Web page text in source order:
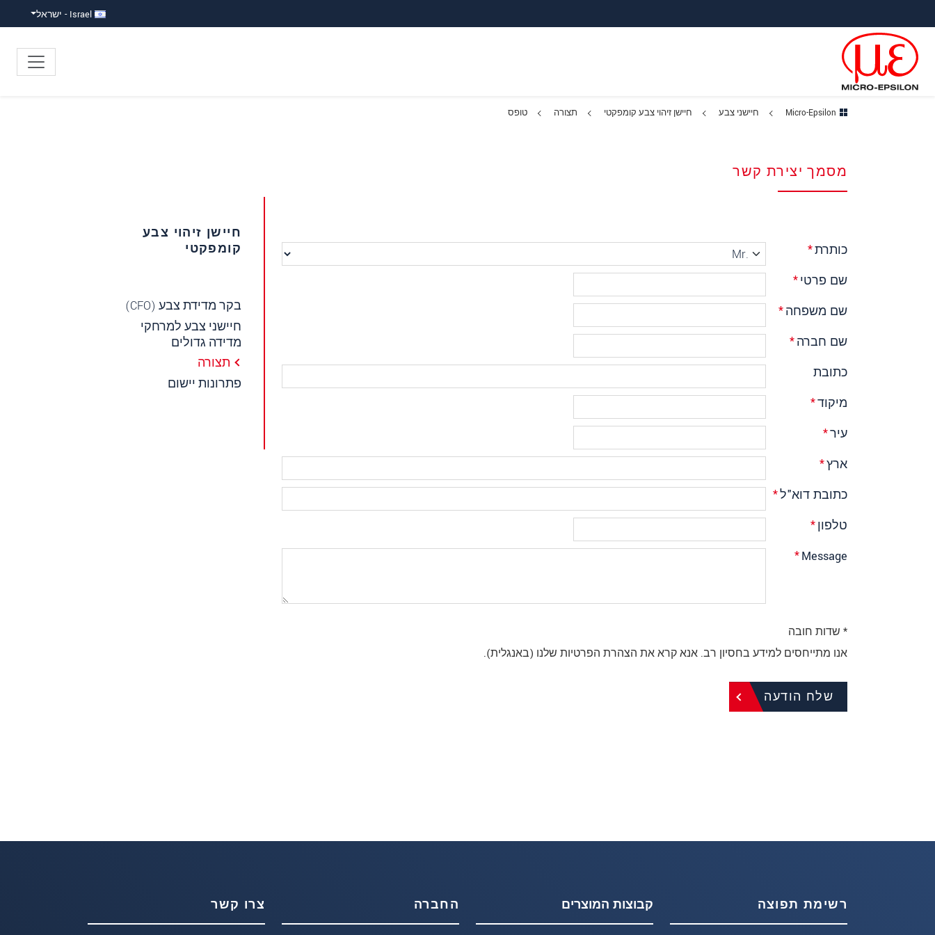
Israel - ישראל
Micro-Epsilon חיישני צבע חיישן זיהוי צבע קומפקטי תצורה טופס
מסמך יצירת קשר
כותרת*
שם פרטי*
שם משפחה*
שם חברה*
כתובת
מיקוד*
עיר*
ארץ*
כתובת דוא"ל*
טלפון*
Message
*
* שדות חובה
אנו מתייחסים למידע בחסיון רב. אנא קרא את הצהרת הפרטיות שלנו (באנגלית).
שלח הודעה
חיישן זיהוי צבע
קומפקטי
בקר מדידת צבע (CFO)
חיישני צבע למרחקי
מדידה גדולים
תצורה
פתרונות יישום
רשימת תפוצה קבוצות המוצרים החברה צרו קשר